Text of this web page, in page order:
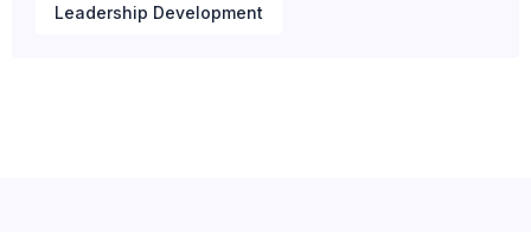
Leadership Development